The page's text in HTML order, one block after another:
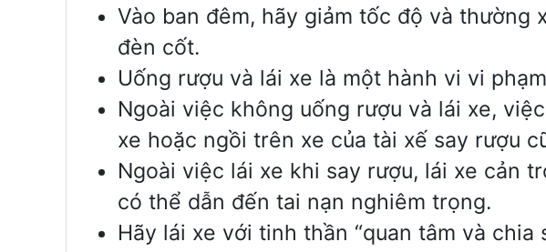
Vào ban đêm, hãy giảm tốc độ và thường
đèn cốt.
Uống rượu và lái xe là một hành vi vi
Ngoài việc không uống rượu và lái xe,
xe hoặc ngồi trên xe của tài xế say rượu
Ngoài việc lái xe khi say rượu, lái xe cản
có thể dẫn đến tai nạn nghiêm trọng.
Hãy lái xe với tinh thần “quan tâm và